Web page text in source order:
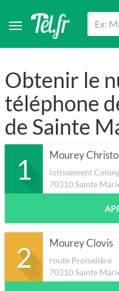
Obtenir le
téléphone
de Sainte
1 Mourey
lotissement
70310Sainte
2 Mourey Clovis
route Proiselière
70310Sainte